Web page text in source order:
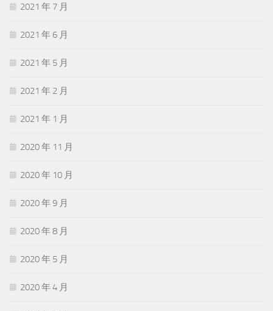
2021 年 7 月
2021 年 6 月
2021 年 5 月
2021 年 2 月
2021 年 1 月
2020 年 11 月
2020 年 10 月
2020 年 9 月
2020 年 8 月
2020 年 5 月
2020 年 4 月